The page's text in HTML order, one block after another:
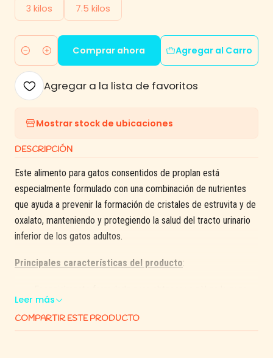
3 kilos 7.5 kilos
Cantidad
Agregar al Carro
Comprar ahora
Agregar a la lista de favoritos
Mostrar stock de ubicaciones
DESCRIPCIÓN
Este alimento para gatos consentidos de proplan está
especialmente formulado con una combinación de nutrientes
que ayuda a prevenir la formación de cristales de estruvita y de
oxalato, manteniendo y protegiendo la salud del tracto urinario
inferior de los gatos adultos.
Principales características del producto:
ligeramente más ácido para ayudar a disolver los cálculos
de estruvita.
Leer más
COMPARTIR ESTE PRODUCTO